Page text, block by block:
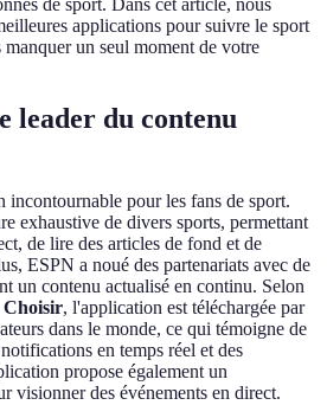
de sport. Dans cet article, nous
applications pour suivre le sport
un seul moment de votre
leader du contenu
incontournable pour les fans de sport.
exhaustive de divers sports, permettant
de lire des articles de fond et de
ESPN a noué des partenariats avec de
un contenu actualisé en continu. Selon
Choisir, l'application est téléchargée par
dans le monde, ce qui témoigne de
en temps réel et des
propose également un
visionner des événements en direct.